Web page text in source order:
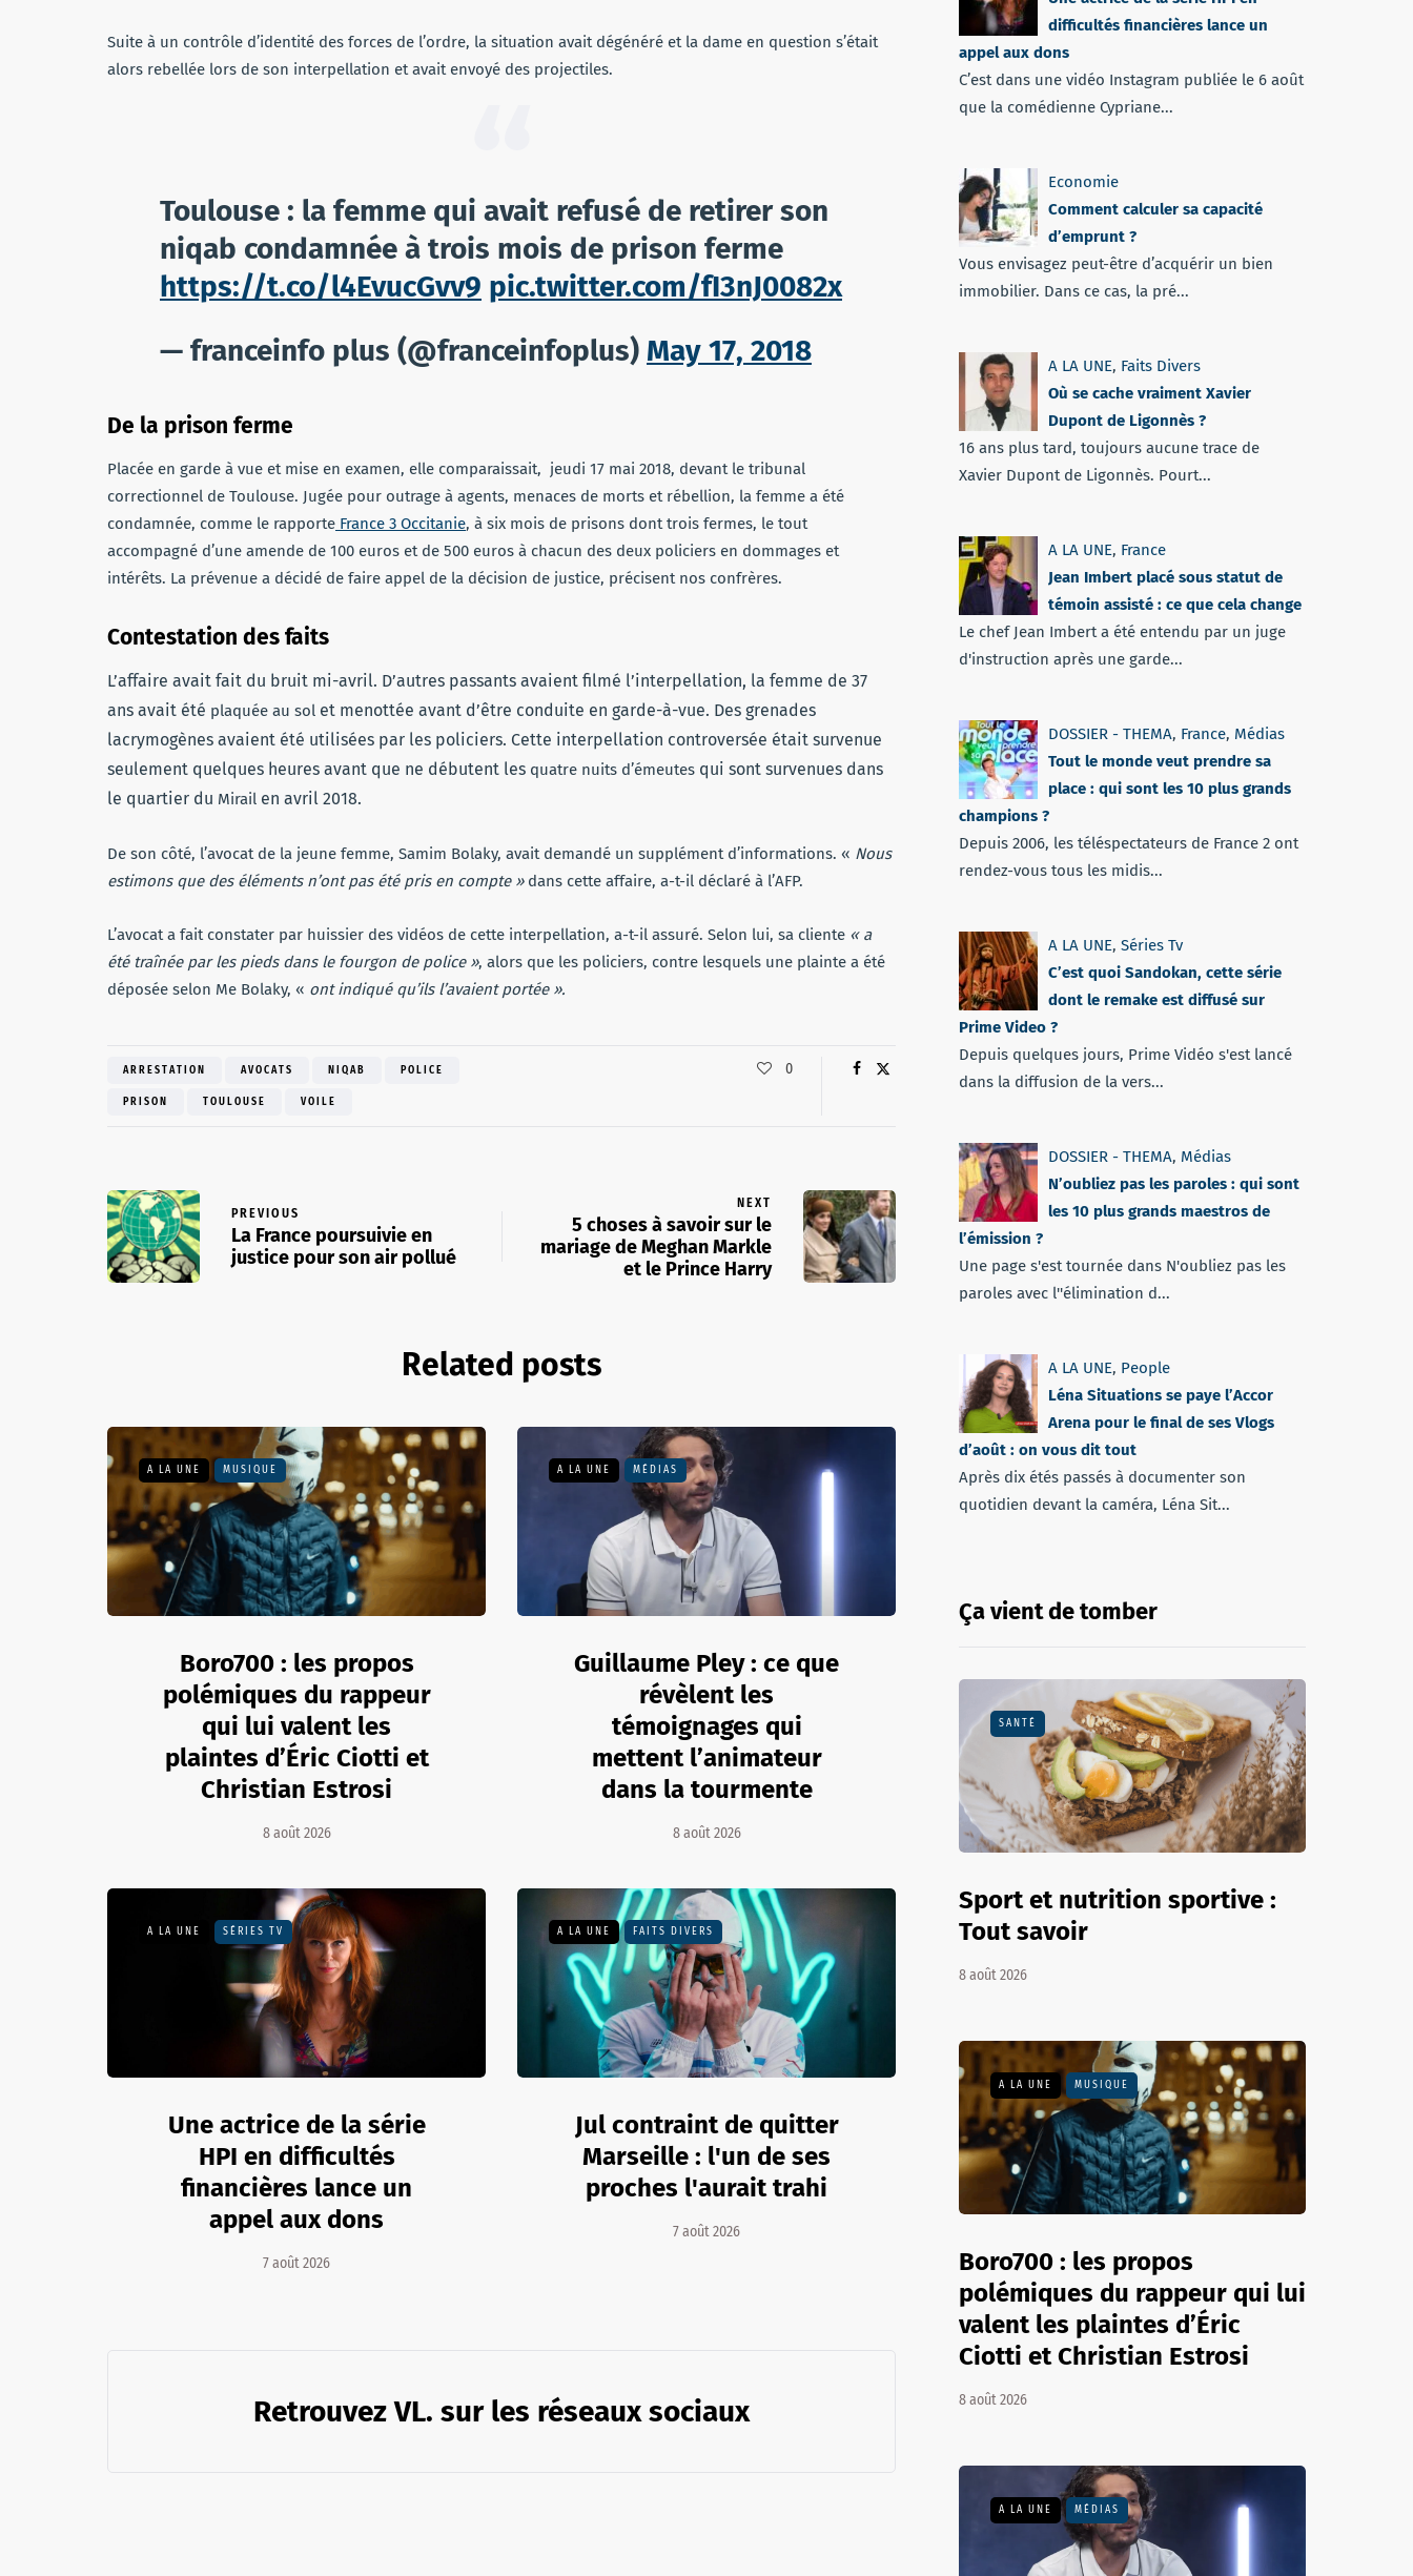
Suite à un contrôle d’identité des forces de l’ordre, la situation avait dégénéré et la dame en question s’était
alors rebellée lors de son interpellation et avait envoyé des projectiles.
Toulouse : la femme qui avait refusé de retirer son
niqab condamnée à trois mois de prison ferme
https://t.co/l4EvucGvv9 pic.twitter.com/fI3nJ0082x
— franceinfo plus (@franceinfoplus) May 17, 2018
De la prison ferme
Placée en garde à vue et mise en examen, elle comparaissait, jeudi 17 mai 2018, devant le tribunal
correctionnel de Toulouse. Jugée pour outrage à agents, menaces de morts et rébellion, la femme a été
condamnée, comme le rapporte France 3 Occitanie, à six mois de prisons dont trois fermes, le tout
accompagné d’une amende de 100 euros et de 500 euros à chacun des deux policiers en dommages et
intérêts. La prévenue a décidé de faire appel de la décision de justice, précisent nos confrères.
Contestation des faits
L’affaire avait fait du bruit mi-avril. D’autres passants avaient filmé l’interpellation, la femme de 37
ans avait été plaquée au sol et menottée avant d’être conduite en garde-à-vue. Des grenades
lacrymogènes avaient été utilisées par les policiers. Cette interpellation controversée était survenue
seulement quelques heures avant que ne débutent les quatre nuits d’émeutes qui sont survenues dans
le quartier du Mirail en avril 2018.
De son côté, l’avocat de la jeune femme, Samim Bolaky, avait demandé un supplément d’informations. « Nous
estimons que des éléments n’ont pas été pris en compte »dans cette affaire, a-t-il déclaré à l’AFP.
L’avocat a fait constater par huissier des vidéos de cette interpellation, a-t-il assuré. Selon lui, sa cliente « a
été traînée par les pieds dans le fourgon de police », alors que les policiers, contre lesquels une plainte a été
déposée selon Me Bolaky, « ont indiqué qu’ils l’avaient portée ».
ARRESTATION AVOCATS NIQAB POLICE
PRISON TOULOUSE VOILE
0
PREVIOUS
La France poursuivie en
justice pour son air pollué
NEXT
5 choses à savoir sur le
mariage de Meghan Markle
et le Prince Harry
Related posts
A LA UNE MUSIQUE
Boro700 : les propos
polémiques du rappeur
qui lui valent les
plaintes d’Éric Ciotti et
Christian Estrosi
8 août 2026
A LA UNE MÉDIAS
Guillaume Pley : ce que
révèlent les
témoignages qui
mettent l’animateur
dans la tourmente
8 août 2026
A LA UNE SÉRIES TV
Une actrice de la série
HPI en difficultés
financières lance un
appel aux dons
7 août 2026
A LA UNE FAITS DIVERS
Jul contraint de quitter
Marseille : l'un de ses
proches l'aurait trahi
7 août 2026
Retrouvez VL. sur les réseaux sociaux
difficultés financières lance un
appel aux dons
C’est dans une vidéo Instagram publiée le 6 août
que la comédienne Cypriane...
Economie
Comment calculer sa capacité
d’emprunt ?
Vous envisagez peut-être d’acquérir un bien
immobilier. Dans ce cas, la pré...
A LA UNE, Faits Divers
Où se cache vraiment Xavier
Dupont de Ligonnès ?
16 ans plus tard, toujours aucune trace de
Xavier Dupont de Ligonnès. Pourt...
A LA UNE, France
Jean Imbert placé sous statut de
témoin assisté : ce que cela change
Le chef Jean Imbert a été entendu par un juge
d'instruction après une garde...
DOSSIER - THEMA, France, Médias
Tout le monde veut prendre sa
place : qui sont les 10 plus grands
champions ?
Depuis 2006, les téléspectateurs de France 2 ont
rendez-vous tous les midis...
A LA UNE, Séries Tv
C’est quoi Sandokan, cette série
dont le remake est diffusé sur
Prime Video ?
Depuis quelques jours, Prime Vidéo s'est lancé
dans la diffusion de la vers...
DOSSIER - THEMA, Médias
N’oubliez pas les paroles : qui sont
les 10 plus grands maestros de
l’émission ?
Une page s'est tournée dans N'oubliez pas les
paroles avec l''élimination d...
A LA UNE, People
Léna Situations se paye l’Accor
Arena pour le final de ses Vlogs
d’août : on vous dit tout
Après dix étés passés à documenter son
quotidien devant la caméra, Léna Sit...
Ça vient de tomber
SANTÉ
Sport et nutrition sportive :
Tout savoir
8 août 2026
A LA UNE MUSIQUE
Boro700 : les propos
polémiques du rappeur qui lui
valent les plaintes d’Éric
Ciotti et Christian Estrosi
8 août 2026
A LA UNE MÉDIAS